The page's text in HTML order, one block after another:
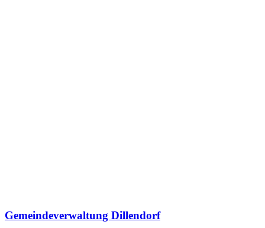
Gemeindeverwaltung Dillendorf